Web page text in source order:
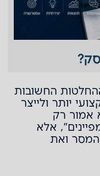
החשובות
יותר ולייצר
אמור רק
אלא
ואת